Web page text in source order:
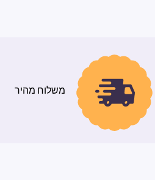
משלוח מהיר